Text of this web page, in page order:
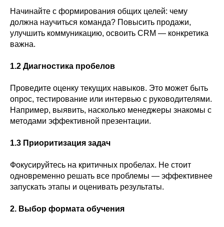
Начинайте с формирования общих целей: чему
должна научиться команда? Повысить продажи,
улучшить коммуникацию, освоить CRM — конкретика
важна.
1.2 Диагностика пробелов
Проведите оценку текущих навыков. Это может быть
опрос, тестирование или интервью с руководителями.
Например, выявить, насколько менеджеры знакомы с
методами эффективной презентации.
1.3 Приоритизация задач
Фокусируйтесь на критичных пробелах. Не стоит
одновременно решать все проблемы — эффективнее
запускать этапы и оценивать результаты.
2. Выбор формата обучения